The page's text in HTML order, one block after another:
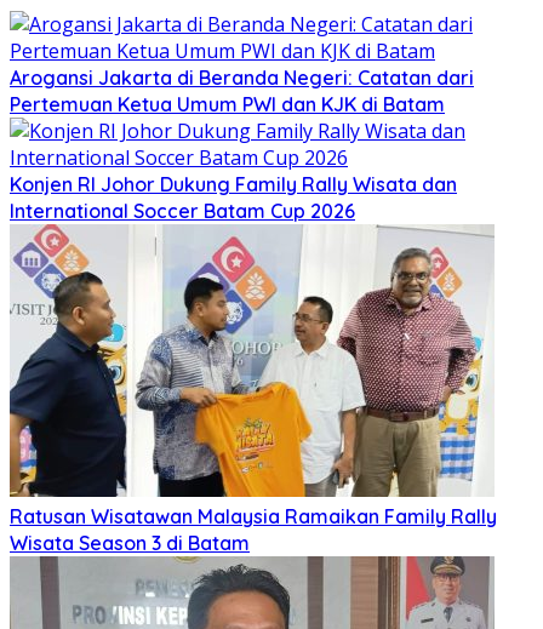
Arogansi Jakarta di Beranda Negeri: Catatan dari
Pertemuan Ketua Umum PWI dan KJK di Batam
Konjen RI Johor Dukung Family Rally Wisata dan
International Soccer Batam Cup 2026
Ratusan Wisatawan Malaysia Ramaikan Family Rally
Wisata Season 3 di Batam